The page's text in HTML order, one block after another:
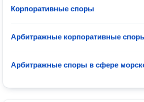
Корпоративные споры
Арбитражные корпоративные
Арбитражные споры в сфере